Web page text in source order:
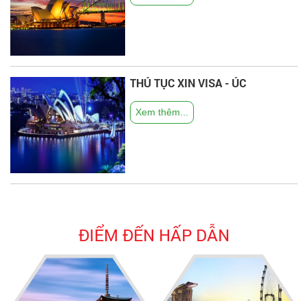
THỦ TỤC XIN VISA - ÚC
Xem thêm...
ĐIỂM ĐẾN HẤP DẪN